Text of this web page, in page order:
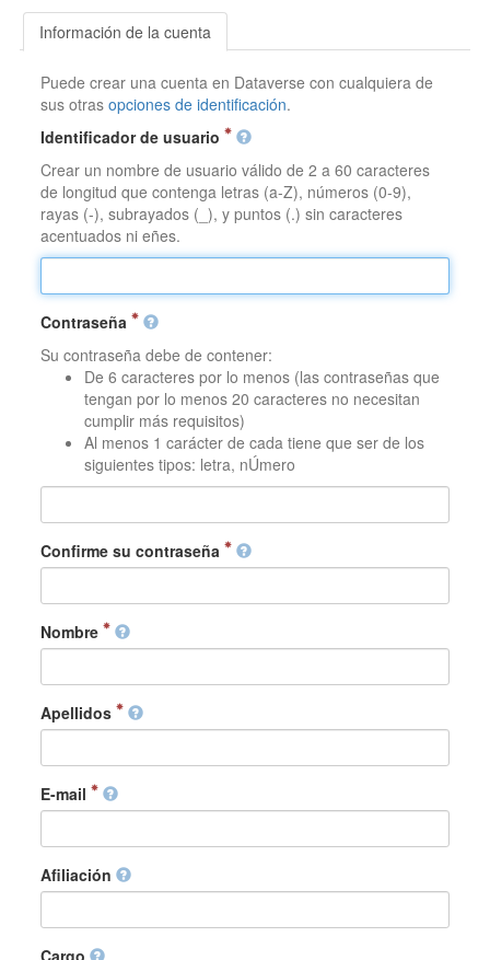
Información de la cuenta
Puede crear una cuenta en Dataverse con cualquiera de
sus otrasopciones de identificación.
Identificador de usuario
Crear un nombre de usuario válido de 2 a 60 caracteres
de longitud que contenga letras (a-Z), números (0-9),
rayas (-), subrayados (_), y puntos (.) sin caracteres
acentuados ni eñes.
Contraseña
Su contraseña debe de contener:
De 6 caracteres por lo menos (las contraseñas que
tengan por lo menos 20 caracteres no necesitan
cumplir más requisitos)
Al menos 1 carácter de cada tiene que ser de los
siguientes tipos: letra, nÚmero
Confirme su contraseña
Nombre
Apellidos
E-mail
Afiliación
Cargo